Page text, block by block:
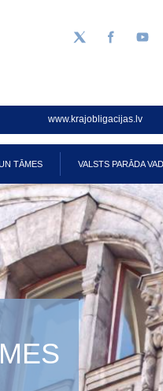
Sekojiet mums
Facebook
www.krajobligacijas.lv
TĀMES VALSTS PARĀDA